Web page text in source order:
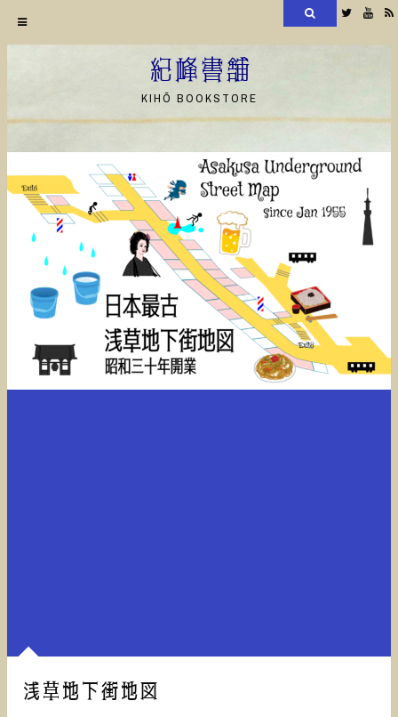
ン
ツ
へ
Twitter
紀峰書舗
KIHŌ BOOKSTORE
浅草地下街地図